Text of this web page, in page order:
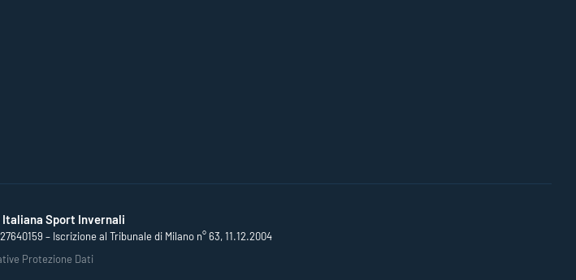
Italiana Sport Invernali
– Iscrizione al Tribunale di Milano n° 63, 11.12.2004
Protezione Dati